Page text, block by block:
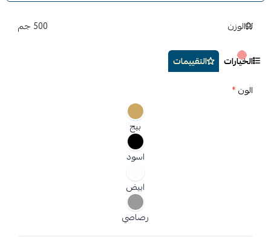
الوزن 500 جم
الخيارات
التقييمات
الون*
بيج
اسود
ابيض
رصاصي